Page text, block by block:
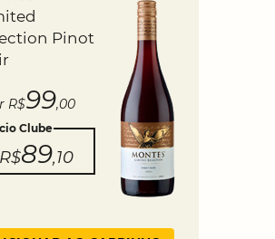
Pinot
R$99,00
Clube
R$89,10